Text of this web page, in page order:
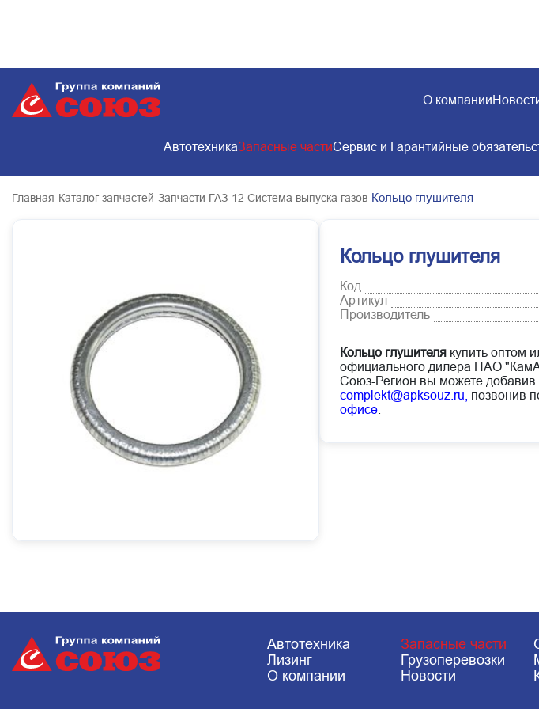
О компании
АвтотехникаЗапасные частиСервис и Гарантийные
Главная Каталог запчастей Запчасти ГАЗ 12 Система выпуска газов Кольцо глушителя
Кольцо глушителя
Код
Артикул
Производитель
Кольцо глушителя купить оптом
официального дилера ПАО
Союз-Регион вы можете добавив
complekt@apksouz.ru, позвонив
офисе
Автотехника Запасные части
Лизинг
Грузоперевозки
О компании
Новости